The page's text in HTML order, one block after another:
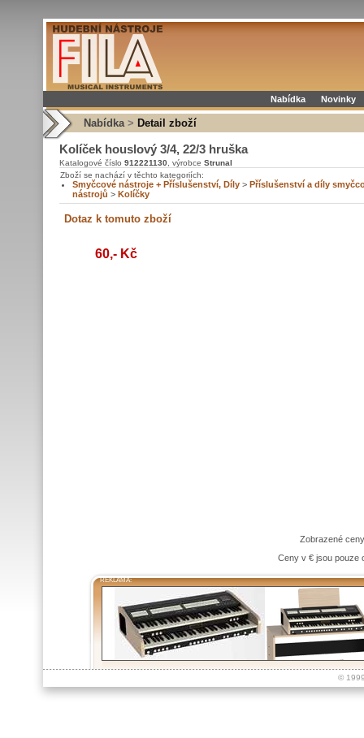
Nabídka Novinky
Nabídka > Detail zboží
Kolíček houslový 3/4, 22/3 hruška
Katalogové číslo 912221130 , výrobce Strunal
Zboží se nachází v těchto kategoriích:
Smyčcové nástroje + Příslušenství, Díly > Příslušenství a díly
nástrojů > Kolíčky
60,- Kč
Zobrazené
Ceny v € jsou pouze
REKLAMA:
©